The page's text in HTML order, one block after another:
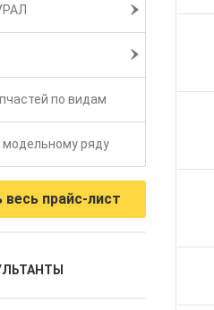
по видам
модельному ряду
весь прайс-лист